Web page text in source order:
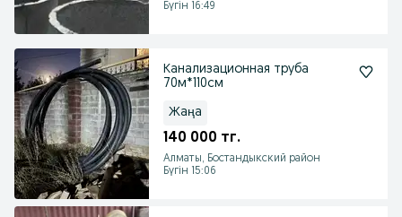
Бүгін 16:49
Канализационная труба
70м*110см
Жаңа
140 000 тг.
Алматы, Бостандыкский район
Бүгін 15:06